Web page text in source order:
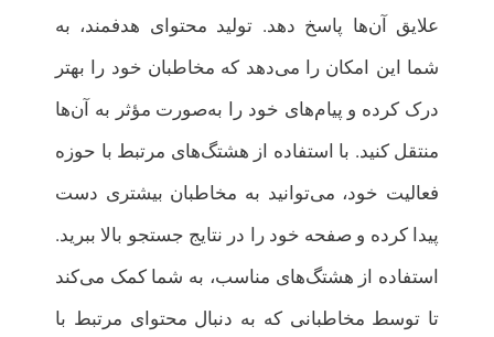
علایق آن‌ها پاسخ دهد. تولید محتوای هدفمند، به
شما این امکان را می‌دهد که مخاطبان خود را بهتر
درک کرده و پیام‌های خود را به‌صورت مؤثر به آن‌ها
منتقل کنید. با استفاده از هشتگ‌های مرتبط با حوزه
فعالیت خود، می‌توانید به مخاطبان بیشتری دست
پیدا کرده و صفحه خود را در نتایج جستجو بالا ببرید.
استفاده از هشتگ‌های مناسب، به شما کمک می‌کند
تا توسط مخاطبانی که به دنبال محتوای مرتبط با